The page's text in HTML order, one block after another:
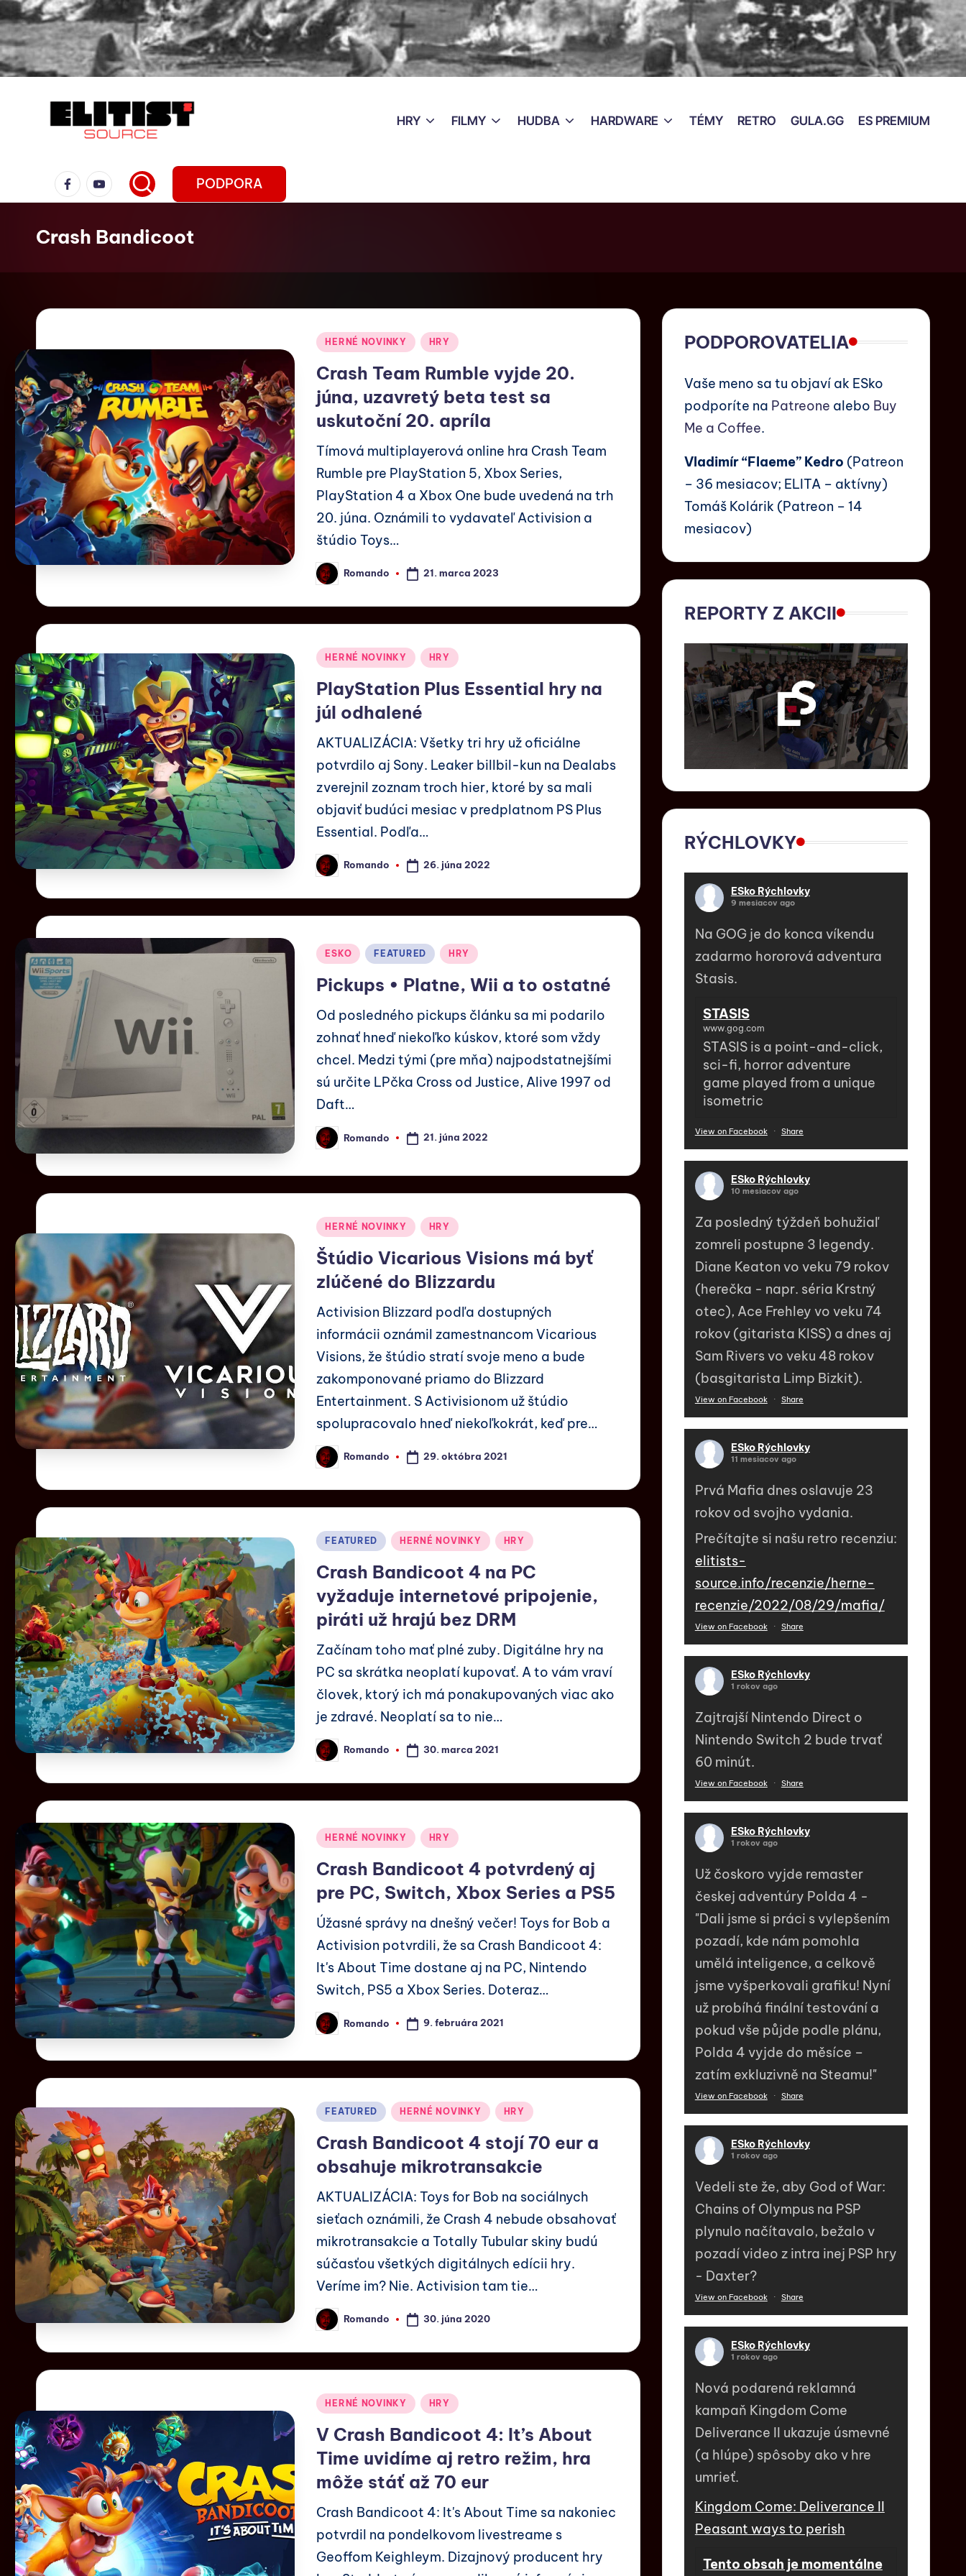
HRY FILMY HUDBA HARDWARE TÉMY RETRO GULA.GG ES PREMIUM
PODPORA
Crash Bandicoot
HERNÉ NOVINKY HRY
Crash Team Rumble vyjde 20.
júna, uzavretý beta test sa
uskutoční 20. apríla
Tímová multiplayerová online hra Crash Team
Rumble pre PlayStation 5, Xbox Series,
PlayStation 4 a Xbox One bude uvedená na trh
20. júna. Oznámili to vydavateľ Activision a
štúdio Toys…
Romando 21. marca 2023
HERNÉ NOVINKY HRY
PlayStation Plus Essential hry na
júl odhalené
AKTUALIZÁCIA: Všetky tri hry už oficiálne
potvrdilo aj Sony. Leaker billbil-kun na Dealabs
zverejnil zoznam troch hier, ktoré by sa mali
objaviť budúci mesiac v predplatnom PS Plus
Essential. Podľa…
Romando 26. júna 2022
ESKO FEATURED HRY
Pickups • Platne, Wii a to ostatné
Od posledného pickups článku sa mi podarilo
zohnať hneď niekoľko kúskov, ktoré som vždy
chcel. Medzi tými (pre mňa) najpodstatnejšími
sú určite LPčka Cross od Justice, Alive 1997 od
Daft…
Romando 21. júna 2022
HERNÉ NOVINKY HRY
Štúdio Vicarious Visions má byť
zlúčené do Blizzardu
Activision Blizzard podľa dostupných
informácii oznámil zamestnancom Vicarious
Visions, že štúdio stratí svoje meno a bude
zakomponované priamo do Blizzard
Entertainment. S Activisionom už štúdio
spolupracovalo hneď niekoľkokrát, keď pre…
Romando 29. októbra 2021
FEATURED HERNÉ NOVINKY HRY
Crash Bandicoot 4 na PC
vyžaduje internetové pripojenie,
piráti už hrajú bez DRM
Začínam toho mať plné zuby. Digitálne hry na
PC sa skrátka neoplatí kupovať. A to vám vraví
človek, ktorý ich má ponakupovaných viac ako
je zdravé. Neoplatí sa to nie…
Romando 30. marca 2021
HERNÉ NOVINKY HRY
Crash Bandicoot 4 potvrdený aj
pre PC, Switch, Xbox Series a PS5
Úžasné správy na dnešný večer! Toys for Bob a
Activision potvrdili, že sa Crash Bandicoot 4:
It's About Time dostane aj na PC, Nintendo
Switch, PS5 a Xbox Series. Doteraz…
Romando 9. februára 2021
FEATURED HERNÉ NOVINKY HRY
Crash Bandicoot 4 stojí 70 eur a
obsahuje mikrotransakcie
AKTUALIZÁCIA: Toys for Bob na sociálnych
sieťach oznámili, že Crash 4 nebude obsahovať
mikrotransakcie a Totally Tubular skiny budú
súčasťou všetkých digitálnych edícii hry.
Veríme im? Nie. Activision tam tie…
Romando 30. júna 2020
HERNÉ NOVINKY HRY
V Crash Bandicoot 4: It’s About
Time uvidíme aj retro režim, hra
môže stáť až 70 eur
Crash Bandicoot 4: It's About Time sa nakoniec
potvrdil na pondelkovom livestreame s
Geoffom Keighleym. Dizajnový producent hry
PODPOROVATELIA
Vaše meno sa tu objaví ak ESko
podporíte na Patreone alebo Buy
Me a Coffee.
Vladimír “Flaeme” Kedro (Patreon
– 36 mesiacov; ELITA – aktívny)
Tomáš Kolárik (Patreon – 14
mesiacov)
REPORTY Z AKCII
RÝCHLOVKY
ESko Rýchlovky
9 mesiacov ago
Na GOG je do konca víkendu
zadarmo hororová adventura
Stasis.
STASIS
www.gog.com
STASIS is a point-and-click,
sci-fi, horror adventure
game played from a unique
isometric
View on Facebook · Share
ESko Rýchlovky
10 mesiacov ago
Za posledný týždeň bohužiaľ
zomreli postupne 3 legendy.
Diane Keaton vo veku 79 rokov
(herečka - napr. séria Krstný
otec), Ace Frehley vo veku 74
rokov (gitarista KISS) a dnes aj
Sam Rivers vo veku 48 rokov
(basgitarista Limp Bizkit).
View on Facebook · Share
ESko Rýchlovky
11 mesiacov ago
Prvá Mafia dnes oslavuje 23
rokov od svojho vydania.
Prečítajte si našu retro recenziu:
elitists-
source.info/recenzie/herne-
recenzie/2022/08/29/mafia/
View on Facebook · Share
ESko Rýchlovky
1 rokov ago
Zajtrajší Nintendo Direct o
Nintendo Switch 2 bude trvať
60 minút.
View on Facebook · Share
ESko Rýchlovky
1 rokov ago
Už čoskoro vyjde remaster
českej adventúry Polda 4 -
"Dali jsme si práci s vylepšením
pozadí, kde nám pomohla
umělá inteligence, a celkově
jsme vyšperkovali grafiku! Nyní
už probíhá finální testování a
pokud vše půjde podle plánu,
Polda 4 vyjde do měsíce –
zatím exkluzivně na Steamu!"
View on Facebook · Share
ESko Rýchlovky
1 rokov ago
Vedeli ste že, aby God of War:
Chains of Olympus na PSP
plynulo načítavalo, bežalo v
pozadí video z intra inej PSP hry
- Daxter?
View on Facebook · Share
ESko Rýchlovky
1 rokov ago
Nová podarená reklamná
kampaň Kingdom Come
Deliverance II ukazuje úsmevné
(a hlúpe) spôsoby ako v hre
umrieť.
Kingdom Come: Deliverance II
Peasant ways to perish
Tento obsah je momentálne